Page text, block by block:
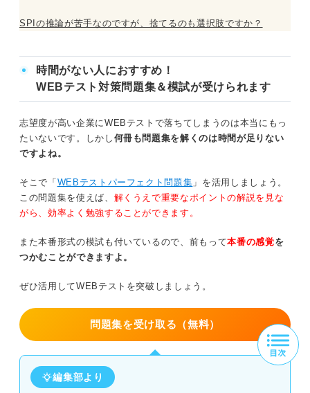
SPIの推論が苦手なのですが、捨てるのも選択肢ですか？
時間がない人におすすめ！
WEBテスト対策問題集＆模試が受けられます
志望度が高い企業にWEBテストで落ちてしまうのは本当にもっ
たいないです。しかし 何冊も問題集を解くのは時間が足りない
ですよね。
そこで「 WEBテストパーフェクト問題集 」を活用しましょう。
この問題集を使えば、 解くうえで重要なポイントの解説を見な
がら、効率よく勉強することができます。
また本番形式の模試も付いているので、前もって本番の感覚を
つかむことができますよ。
ぜひ活用してWEBテストを突破しましょう。
問題集を受け取る（無料）
編集部より